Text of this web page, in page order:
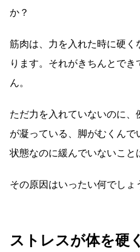
か？
筋肉は、力を入れた時に硬
ります。それがきちんとで
ん。
ただ力を入れていないのに
が凝っている、脚がむくん
状態なのに緩んでいないこと
その原因はいったい何でしょ
ストレスが体を硬